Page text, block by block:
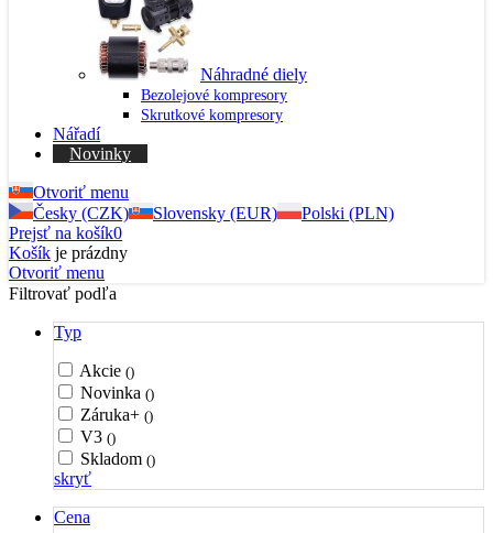
Náhradné diely
Bezolejové kompresory
Skrutkové kompresory
Nářadí
Novinky
Otvoriť menu
Česky (CZK)
Slovensky (EUR)
Polski (PLN)
Prejsť na košík0
Košík je prázdny
Otvoriť menu
Filtrovať podľa
Typ
Akcie ()
Novinka ()
Záruka+ ()
V3 ()
Skladom ()
skryť
Cena